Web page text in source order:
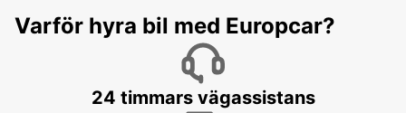
Varför hyra bil med Europcar?
24 timmars vägassistans